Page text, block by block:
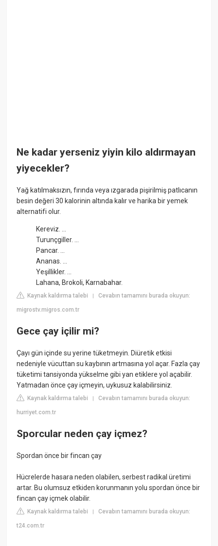
Ne kadar yerseniz yiyin kilo aldırmayan
yiyecekler?
Yağ katılmaksızın, fırında veya ızgarada pişirilmiş patlıcanın
besin değeri 30 kalorinin altında kalır ve harika bir yemek
alternatifi olur.
Kereviz. ...
Turunçgiller. ...
Pancar. ...
Ananas. ...
Yeşillikler. ...
Lahana, Brokoli, Karnabahar.
Kaynak kaldırma talebi |Cevabın tamamını burada okuyun:
migrostv.migros.com.tr
Gece çay içilir mi?
Çayı gün içinde su yerine tüketmeyin. Diüretik etkisi
nedeniyle vücuttan su kaybının artmasına yol açar. Fazla çay
tüketimi tansiyonda yükselme gibi yan etiklere yol açabilir.
Yatmadan önce çay içmeyin, uykusuz kalabilirsiniz.
Kaynak kaldırma talebi |Cevabın tamamını burada okuyun:
hurriyet.com.tr
Sporcular neden çay içmez?
Spordan önce bir fincan çay
Hücrelerde hasara neden olabilen, serbest radikal üretimi
artar. Bu olumsuz etkiden korunmanın yolu spordan önce bir
fincan çay içmek olabilir.
Kaynak kaldırma talebi |Cevabın tamamını burada okuyun:
t24.com.tr